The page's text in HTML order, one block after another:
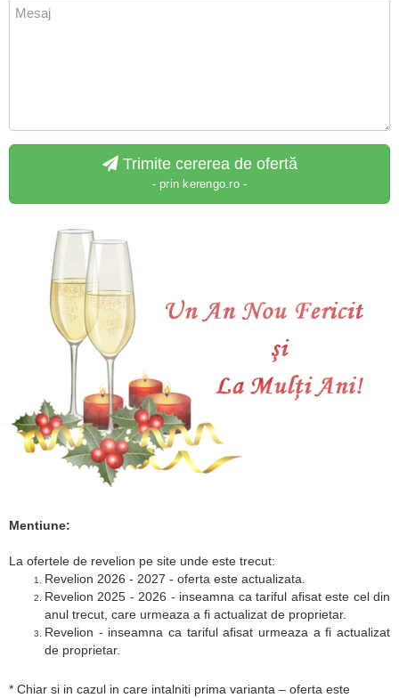
Trimite cererea de ofertă
- prin kerengo.ro -
Mentiune:
La ofertele de revelion pe site unde este trecut:
Revelion 2026 - 2027 - oferta este actualizata.
Revelion 2025 - 2026 - inseamna ca tariful afisat este cel din
anul trecut, care urmeaza a fi actualizat de proprietar.
Revelion - inseamna ca tariful afisat urmeaza a fi actualizat
de proprietar.
* Chiar si in cazul in care intalniti prima varianta – oferta este